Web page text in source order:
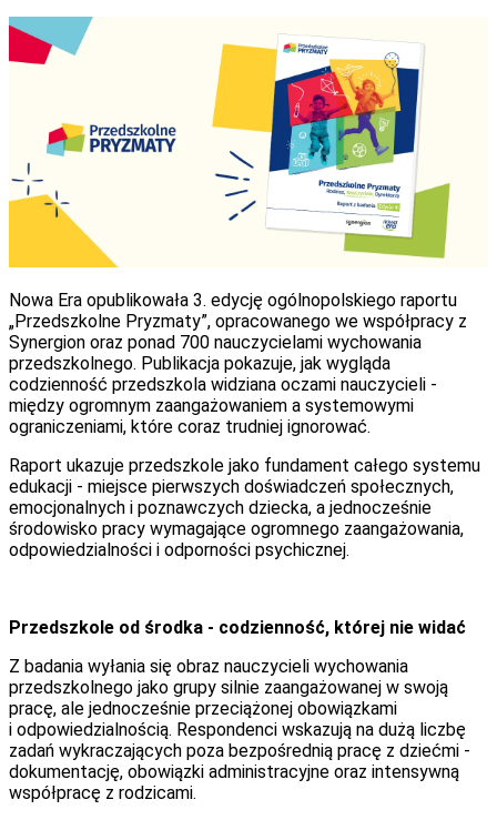
Nowa Era opublikowała 3. edycję ogólnopolskiego raportu
„Przedszkolne Pryzmaty”, opracowanego we współpracy z
Synergion oraz ponad 700 nauczycielami wychowania
przedszkolnego. Publikacja pokazuje, jak wygląda
codzienność przedszkola widziana oczami nauczycieli -
między ogromnym zaangażowaniem a systemowymi
ograniczeniami, które coraz trudniej ignorować.
Raport ukazuje przedszkole jako fundament całego systemu
edukacji - miejsce pierwszych doświadczeń społecznych,
emocjonalnych i poznawczych dziecka, a jednocześnie
środowisko pracy wymagające ogromnego zaangażowania,
odpowiedzialności i odporności psychicznej.
Przedszkole od środka - codzienność, której nie widać
Z badania wyłania się obraz nauczycieli wychowania
przedszkolnego jako grupy silnie zaangażowanej w swoją
pracę, ale jednocześnie przeciążonej obowiązkami
i odpowiedzialnością. Respondenci wskazują na dużą liczbę
zadań wykraczających poza bezpośrednią pracę z dziećmi -
dokumentację, obowiązki administracyjne oraz intensywną
współpracę z rodzicami.